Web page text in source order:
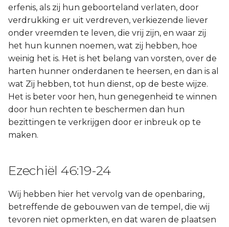
erfenis, als zij hun geboorteland verlaten, door
verdrukking er uit verdreven, verkiezende liever
onder vreemden te leven, die vrij zijn, en waar zij
het hun kunnen noemen, wat zij hebben, hoe
weinig het is. Het is het belang van vorsten, over de
harten hunner onderdanen te heersen, en dan is al
wat Zij hebben, tot hun dienst, op de beste wijze.
Het is beter voor hen, hun genegenheid te winnen
door hun rechten te beschermen dan hun
bezittingen te verkrijgen door er inbreuk op te
maken.
Ezechiël 46:19-24
Wij hebben hier het vervolg van de openbaring,
betreffende de gebouwen van de tempel, die wij
tevoren niet opmerkten, en dat waren de plaatsen